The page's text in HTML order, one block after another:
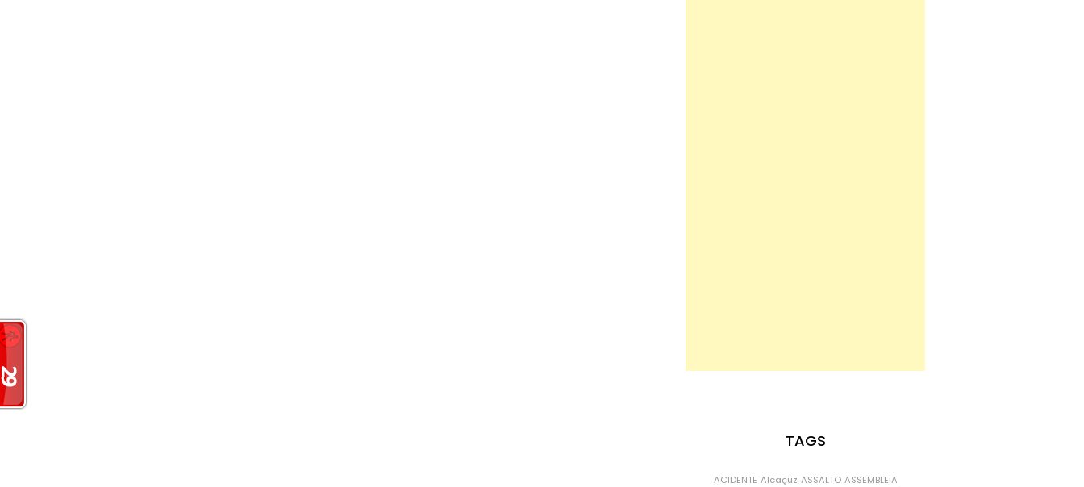
TAGS
ACIDENTE Alcaçuz ASSALTO ASSEMBLEIA